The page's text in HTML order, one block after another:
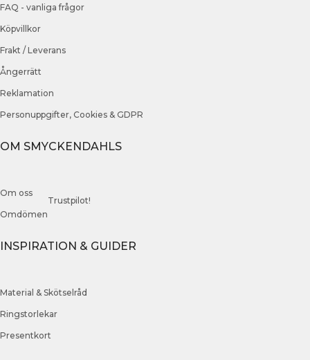
FAQ - vanliga frågor
Köpvillkor
Frakt / Leverans
Ångerrätt
Reklamation
Personuppgifter, Cookies & GDPR
OM SMYCKENDAHLS
Om oss
Omdömen
Trustpilot!
INSPIRATION & GUIDER
Material & Skötselråd
Ringstorlekar
Presentkort